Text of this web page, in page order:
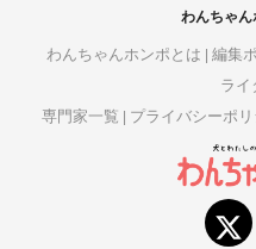
わんちゃ
わんちゃんホンポとは 編集
ライ
専門家一覧
プライバシーポ